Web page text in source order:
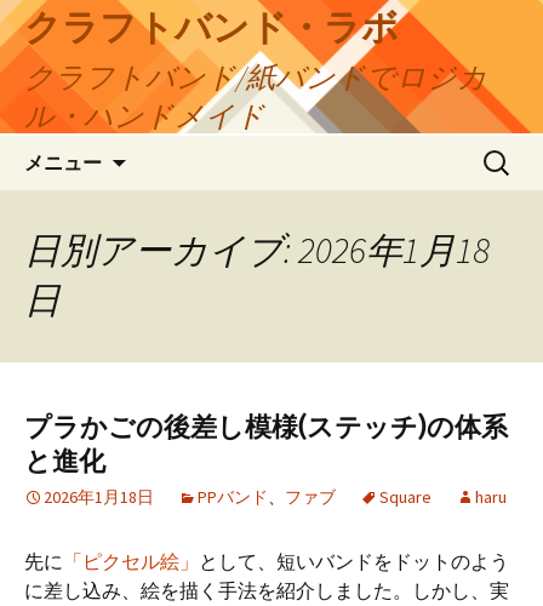
コ
ン
テ
ツ
ス
クラフトバンド・ラボ
クラフトバンド/紙バンドでロジカ
ル・ハンドメイド
メニュー
検
索:
日別アーカイブ: 2026年1月18
日
プラかごの後差し模様(ステッチ)の体系
と進化
2026年1月18日 PPバンド、 ファブ Square haru
先に 「ピクセル絵」 として、短いバンドをドットのよう
に差し込み、絵を描く手法を紹介しました。しかし、実